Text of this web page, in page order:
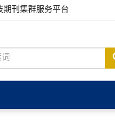
期刊集群服务平台